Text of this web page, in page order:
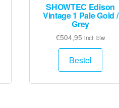
SHOWTEC Edison
Vintage 1 Pale Gold /
Grey
€504,95 incl. btw
Bestel